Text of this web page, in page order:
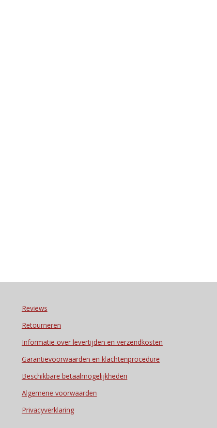
Reviews
Retourneren
Informatie over levertijden en verzendkosten
Garantievoorwaarden en klachtenprocedure
Beschikbare betaalmogelijkheden
Algemene voorwaarden
Privacyverklaring